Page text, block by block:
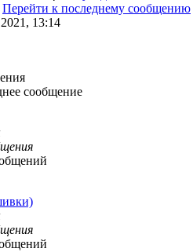
Перейти к последнему сообщению
13:14
сообщение